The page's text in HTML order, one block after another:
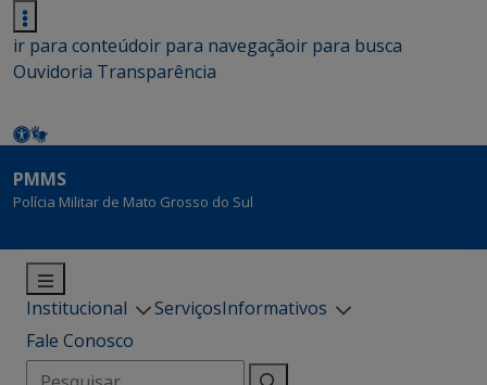
ir para conteúdoir para navegaçãoir para busca
Ouvidoria Transparência
PMMS
Polícia Militar de Mato Grosso do Sul
Institucional ServiçosInformativos
Fale Conosco
Pesquisar